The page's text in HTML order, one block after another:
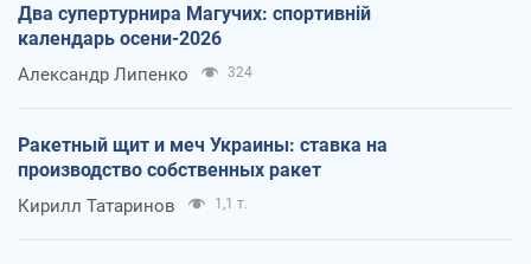
Два супертурнира Магучих: спортивній
календарь осени-2026
Александр Липенко 324
Ракетный щит и меч Украины: ставка на
производство собственных ракет
Кирилл Татаринов 1,1 т.